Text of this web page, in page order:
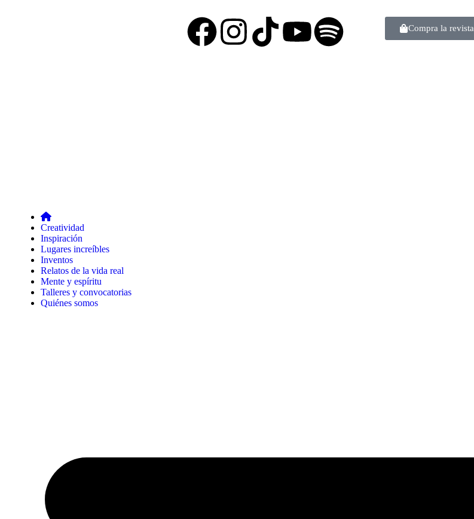
Compra la revista
Creatividad
Inspiración
Lugares increíbles
Inventos
Relatos de la vida real
Mente y espíritu
Talleres y convocatorias
Quiénes somos